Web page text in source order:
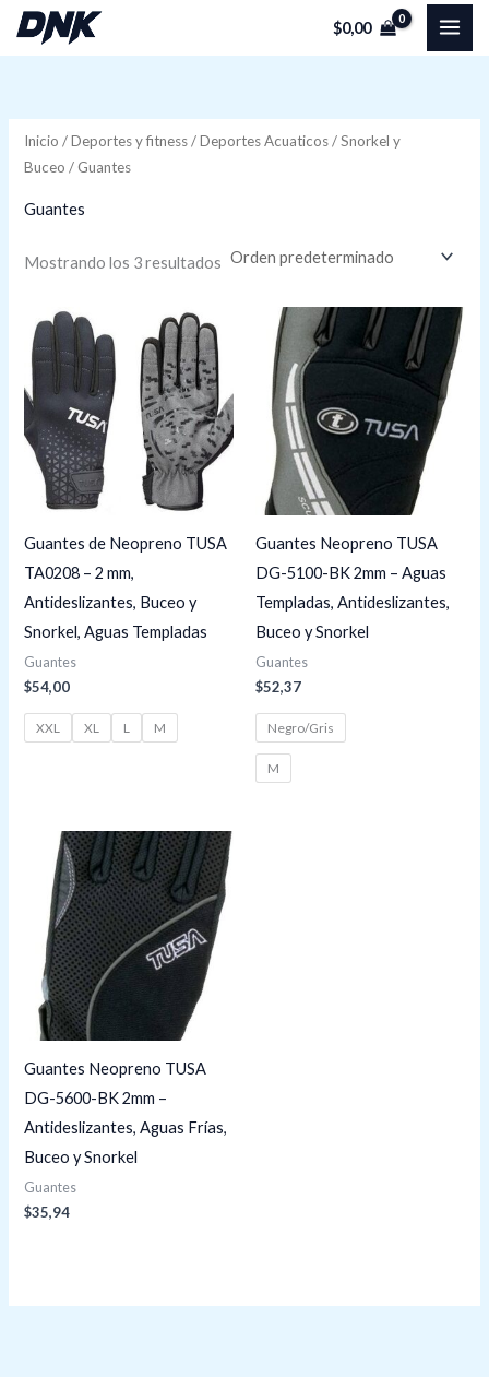
$0,00
Inicio /Deportes y fitness/Deportes Acuaticos/Snorkel y
Buceo / Guantes
Guantes
Mostrando los 3 resultados
Guantes de Neopreno TUSA
TA0208 – 2 mm,
Antideslizantes, Buceo y
Snorkel, Aguas Templadas
Guantes
$54,00
XXL XL L M
Guantes Neopreno TUSA
DG-5100-BK 2mm – Aguas
Templadas, Antideslizantes,
Buceo y Snorkel
Guantes
$52,37
Negro/Gris
M
Guantes Neopreno TUSA
DG-5600-BK 2mm –
Antideslizantes, Aguas Frías,
Buceo y Snorkel
Guantes
$35,94